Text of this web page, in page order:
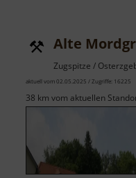
Alte
Zugspitze /
aktuell vom 02.05.2025 / Zugriffe: 16225
38 km vom aktuellen